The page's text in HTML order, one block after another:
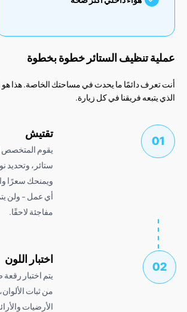
تنظيف الستائر خطوة بخطوة
دائمًا ما يحدث في مساحتك الخاصة. هذا هو التسلسل
فريقنا في كل زيارة.
يقوم المتخصص لدينا
ستائر، وتحديد نوع القماش
ويمنحك سعرًا واضحًا
أي عمل - ولن يتم فرض
مفاجئة لاحقًا.
اختبار اللون
يتم اختبار رقعة صغيرة
من ثبات الألوان، بينما تتم
الأرضيات والأرائك